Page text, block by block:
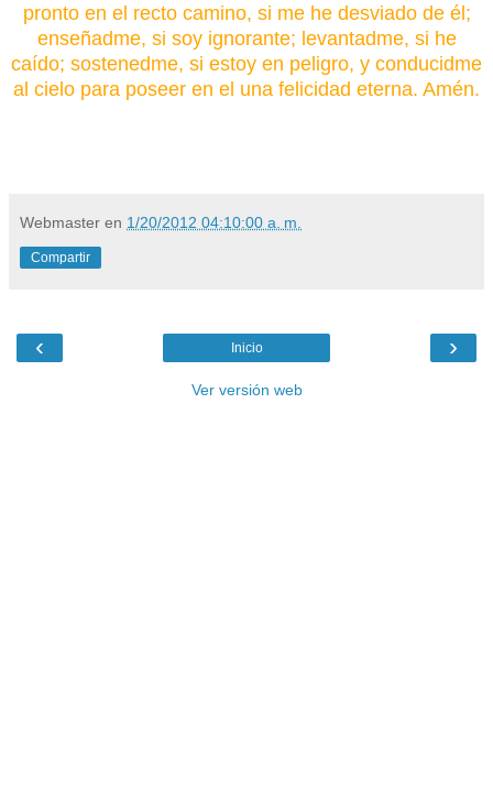
pronto en el recto camino, si me he desviado de él;
enseñadme, si soy ignorante; levantadme, si he
caído; sostenedme, si estoy en peligro, y conducidme
al cielo para poseer en el una felicidad eterna. Amén.
Webmaster en 1/20/2012 04:10:00 a. m.
Compartir
‹ ›
Inicio
Ver versión web